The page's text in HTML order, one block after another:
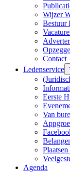
Wijzer
Bestuur
Contact
Ledenservice
Eerste
Van
Agenda